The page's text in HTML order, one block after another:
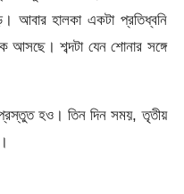
আবার হালকা একটা প্রতিধ্বনি
শব্দটা যেন শোনার সঙ্গে
হও। তিন দিন সময়, তৃতীয়